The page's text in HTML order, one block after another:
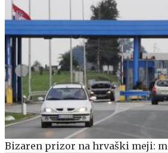
Bizaren prizor na hrvaški meji: